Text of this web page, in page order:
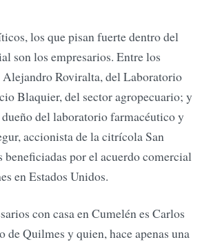
los que pisan fuerte dentro del
son los empresarios. Entre los
Alejandro Roviralta, del Laboratorio
Blaquier, del sector agropecuario; y
del laboratorio farmacéutico y
accionista de la citrícola San
beneficiadas por el acuerdo comercial
en Estados Unidos.
con casa en Cumelén es Carlos
de Quilmes y quien, hace apenas una